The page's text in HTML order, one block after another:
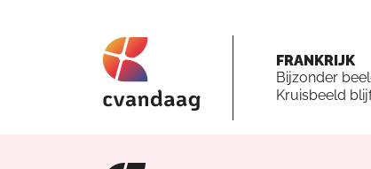
FRANKRIJK
Bijzonder
Kruisbeeld